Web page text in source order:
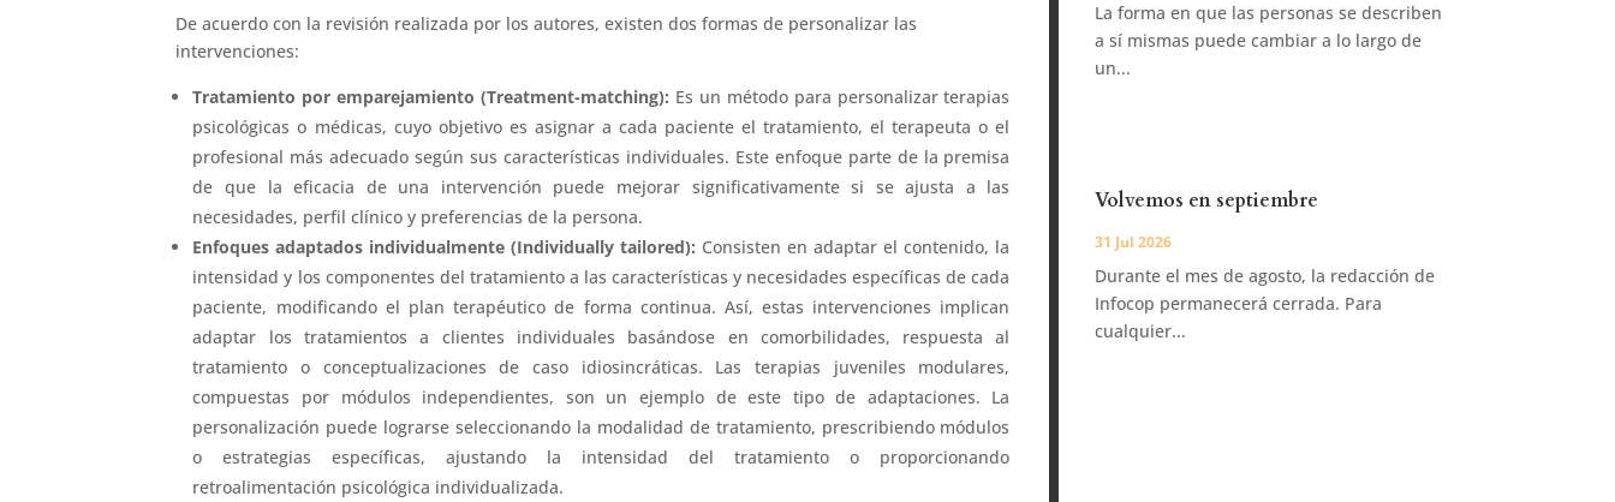
De acuerdo con la revisión realizada por los autores, existen dos formas de personalizar las
intervenciones:
Tratamiento por emparejamiento (Treatment-matching): Es un método para personalizar terapias
psicológicas o médicas, cuyo objetivo es asignar a cada paciente el tratamiento, el terapeuta o el
profesional más adecuado según sus características individuales. Este enfoque parte de la premisa
de que la eficacia de una intervención puede mejorar significativamente si se ajusta a las
necesidades, perfil clínico y preferencias de la persona.
Enfoques adaptados individualmente (Individually tailored): Consisten en adaptar el contenido, la
intensidad y los componentes del tratamiento a las características y necesidades específicas de cada
paciente, modificando el plan terapéutico de forma continua. Así, estas intervenciones implican
adaptar los tratamientos a clientes individuales basándose en comorbilidades, respuesta al
tratamiento o conceptualizaciones de caso idiosincráticas. Las terapias juveniles modulares,
compuestas por módulos independientes, son un ejemplo de este tipo de adaptaciones. La
personalización puede lograrse seleccionando la modalidad de tratamiento, prescribiendo módulos
o estrategias específicas, ajustando la intensidad del tratamiento o proporcionando
retroalimentación psicológica individualizada.
La forma en que las personas se describen
a sí mismas puede cambiar a lo largo de
un...
Volvemos en septiembre
31 Jul 2026
Durante el mes de agosto, la redacción de
Infocop permanecerá cerrada. Para
cualquier...